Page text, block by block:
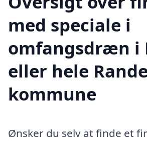
med speciale i
omfangsdræn i
eller hele
kommune
Ønsker du selv at finde et